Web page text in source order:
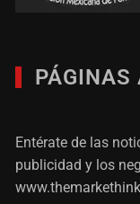
PÁGINAS
Entérate de las
publicidad y los